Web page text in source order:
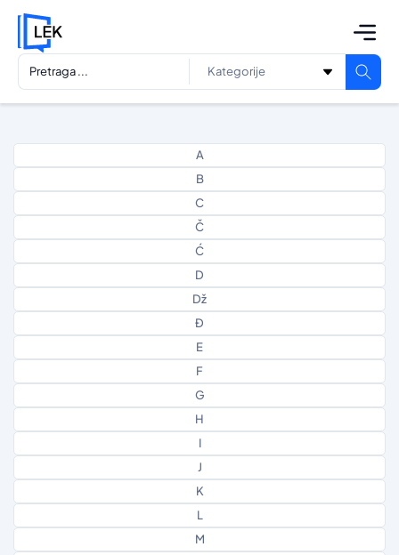
A
B
C
Č
Ć
D
Dž
Đ
E
F
G
H
I
J
K
L
M